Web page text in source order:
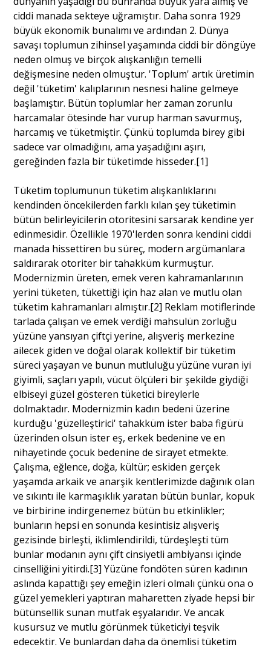
Eğitim
Dosya Haber
Ankara Analiz
Sağlık
ciddi manada sekteye uğramıştır. Daha sonra 1929
büyük ekonomik bunalımı ve ardından 2. Dünya
savaşı toplumun zihinsel yaşamında ciddi bir döngüye
neden olmuş ve birçok alışkanlığın temelli
değişmesine neden olmuştur. 'Toplum' artık üretimin
değil 'tüketim' kalıplarının nesnesi haline gelmeye
başlamıştır. Bütün toplumlar her zaman zorunlu
harcamalar ötesinde har vurup harman savurmuş,
harcamış ve tüketmiştir. Çünkü toplumda birey gibi
sadece var olmadığını, ama yaşadığını aşırı,
gereğinden fazla bir tüketimde hisseder.[1]
Tüketim toplumunun tüketim alışkanlıklarını
kendinden öncekilerden farklı kılan şey tüketimin
bütün belirleyicilerin otoritesini sarsarak kendine yer
edinmesidir. Özellikle 1970'lerden sonra kendini ciddi
manada hissettiren bu süreç, modern argümanlara
saldırarak otoriter bir tahakküm kurmuştur.
Modernizmin üreten, emek veren kahramanlarının
yerini tüketen, tükettiği için haz alan ve mutlu olan
tüketim kahramanları almıştır.[2] Reklam motiflerinde
tarlada çalışan ve emek verdiği mahsulün zorluğu
yüzüne yansıyan çiftçi yerine, alışveriş merkezine
ailecek giden ve doğal olarak kollektif bir tüketim
süreci yaşayan ve bunun mutluluğu yüzüne vuran iyi
giyimli, saçları yapılı, vücut ölçüleri bir şekilde giydiği
elbiseyi güzel gösteren tüketici bireylerle
dolmaktadır. Modernizmin kadın bedeni üzerine
kurduğu 'güzelleştirici' tahakküm ister baba figürü
üzerinden olsun ister eş, erkek bedenine ve en
nihayetinde çocuk bedenine de sirayet etmekte.
Çalışma, eğlence, doğa, kültür; eskiden gerçek
yaşamda arkaik ve anarşik kentlerimizde dağınık olan
ve sıkıntı ile karmaşıklık yaratan bütün bunlar, kopuk
ve birbirine indirgenemez bütün bu etkinlikler;
bunların hepsi en sonunda kesintisiz alışveriş
gezisinde birleşti, iklimlendirildi, türdeşleşti tüm
bunlar modanın aynı çift cinsiyetli ambiyansı içinde
cinselliğini yitirdi.[3] Yüzüne fondöten süren kadının
aslında kapattığı şey emeğin izleri olmalı çünkü ona o
güzel yemekleri yaptıran maharetten ziyade hepsi bir
bütünsellik sunan mutfak eşyalarıdır. Ve ancak
kusursuz ve mutlu görünmek tüketiciyi teşvik
edecektir. Ve bunlardan daha da önemlisi tüketim